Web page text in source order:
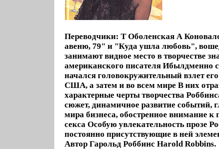
Переводчики: Т Оболенская А
авеню, 79" и "Куда ушла любовь",
занимают видное место в творчестве
американского писателя Ибылдменно
начался головокружительный взлет
США, а затем и во всем мире В них
характерные черты творчества
сюжет, динамичное развитие событий,
мира бизнеса, обостренное внимание
секса Особую увлекательность прозе
постоянно присутствующие в ней
Автор Гарольд Роббинс Harold Robbins.